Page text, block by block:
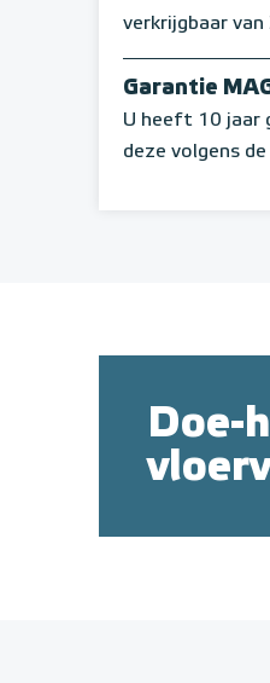
verkrijgbaar
Garantie
U heeft 10 jaar
deze volgens
Doe-